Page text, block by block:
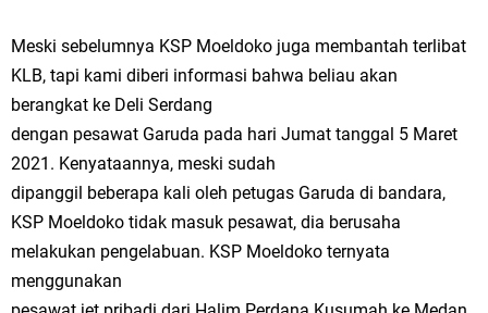
Meski sebelumnya KSP Moeldoko juga membantah terlibat
KLB, tapi kami diberi informasi bahwa beliau akan
berangkat ke Deli Serdang
dengan pesawat Garuda pada hari Jumat tanggal 5 Maret
2021. Kenyataannya, meski sudah
dipanggil beberapa kali oleh petugas Garuda di bandara,
KSP Moeldoko tidak masuk pesawat, dia berusaha
melakukan pengelabuan. KSP Moeldoko ternyata
menggunakan